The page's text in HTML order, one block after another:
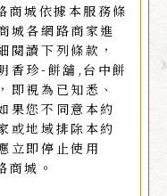
商城依據本服務條
城各網路商家進
閱讀下列條款，
香珍-餅舖,台中餅
即視為已知悉、
果您不同意本約
或地域排除本約
立即停止使用
商城。